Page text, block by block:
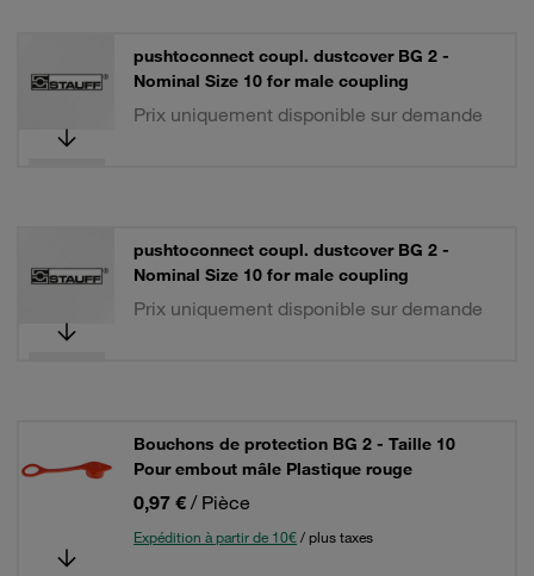
pushtoconnect coupl. dustcover BG 2 -
Nominal Size 10 for male coupling
Prix uniquement disponible sur demande
pushtoconnect coupl. dustcover BG 2 -
Nominal Size 10 for male coupling
Prix uniquement disponible sur demande
Bouchons de protection BG 2 - Taille 10
Pour embout mâle Plastique rouge
0,97 € / Pièce
Expédition à partir de 10€/ plus taxes